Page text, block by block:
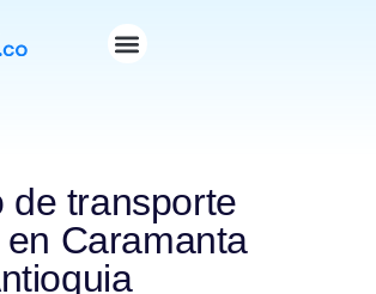
de transporte
Caramanta